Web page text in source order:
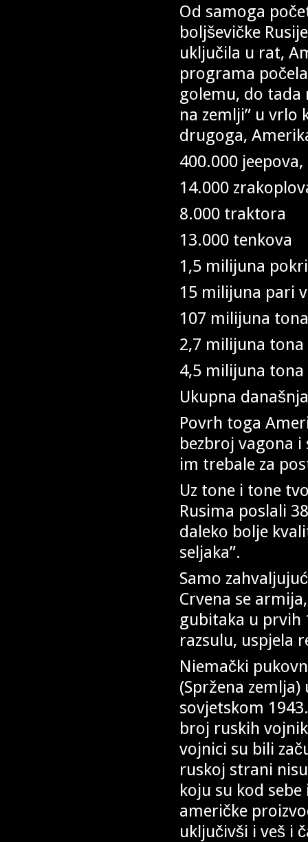
Od samoga
boljševičke
uključila u rat,
programa
golemu, do tada
na zemlji” u
drugoga,
400.000
14.000
8.000 traktora
13.000 tenkova
1,5 milijuna
15 milijuna pari
107 milijuna
2,7 milijuna
4,5 milijuna tona
Ukupna
Povrh toga
bezbroj vagona
im trebale za
Uz tone i tone
Rusima poslali
daleko bolje
seljaka”.
Samo
Crvena se
gubitaka u prvih
razsulu, uspjela
Niemački
(Spržena
sovjetskom
broj ruskih
vojnici su bili
ruskoj strani
koju su kod
američke
uključivši i veš i